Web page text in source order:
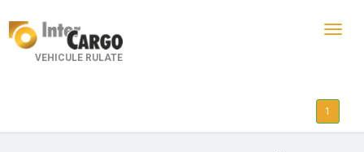
VEHICULE RULATE
1